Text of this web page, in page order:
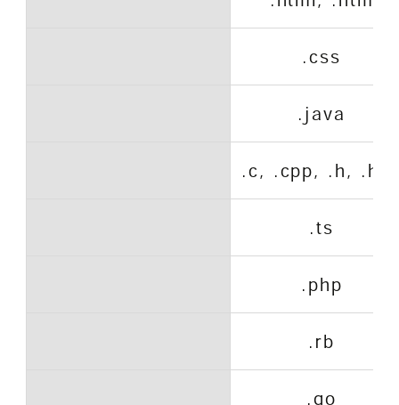
.css
.java
.c, .cpp, .h,
.ts
.php
.rb
.go